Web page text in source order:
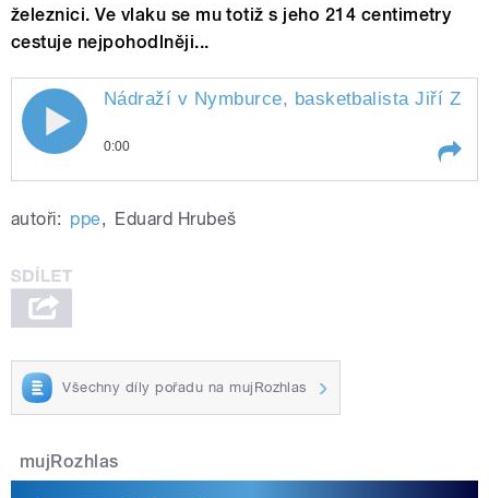
železnici. Ve vlaku se mu totiž s jeho 214 centimetry
cestuje nejpohodlněji...
pause
Nádraží v Nymburce, basketbalista Jiří
0:00
Jiří Zídek a jeho cestování
autoři: ppe, Eduard Hrubeš
Všechny díly pořadu na mujRozhlas
mujRozhlas